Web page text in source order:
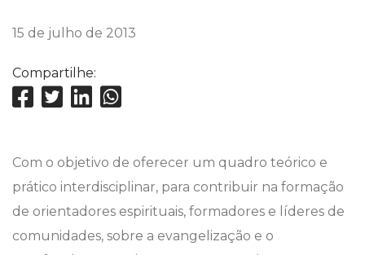
15 de julho de 2013
Compartilhe:
Com o objetivo de oferecer um quadro teórico e
prático interdisciplinar, para contribuir na formação
de orientadores espirituais, formadores e líderes de
comunidades, sobre a evangelização e o